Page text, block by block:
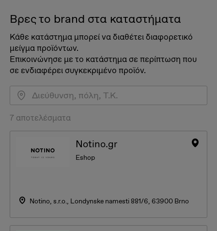
Βρες το brand στα καταστήματα
Κάθε κατάστημα μπορεί να διαθέτει διαφορετικό
μείγμα προϊόντων.
Επικοινώνησε με το κατάστημα σε περίπτωση που
σε ενδιαφέρει συγκεκριμένο προϊόν.
7 αποτελέσματα
Notino.gr
Eshop
Notino, s.r.o., Londynske namesti 881/6, 63900 Brno